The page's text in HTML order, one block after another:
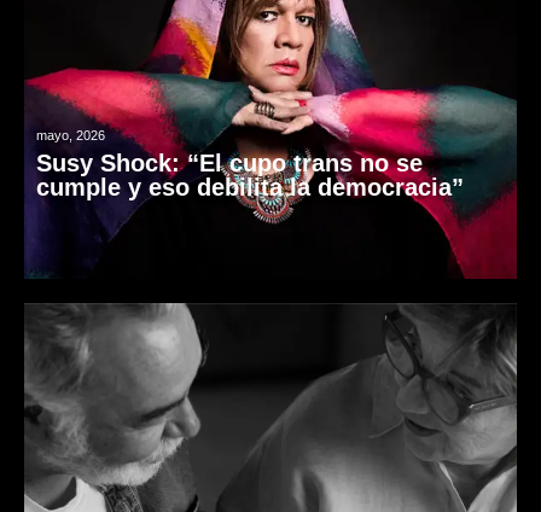
mayo, 2026
Susy Shock: “El cupo trans no se
cumple y eso debilita la democracia”